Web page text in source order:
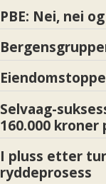
PBE: Nei, nei
Selvaag-
160.000 kroner
I pluss etter
ryddeprosess